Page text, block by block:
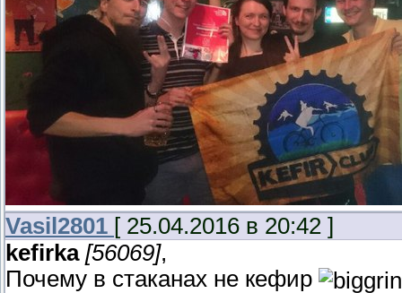
Vasil2801 [ 25.04.2016 в 20:42 ]
kefirka [56069],
Почему в стаканах не кефир